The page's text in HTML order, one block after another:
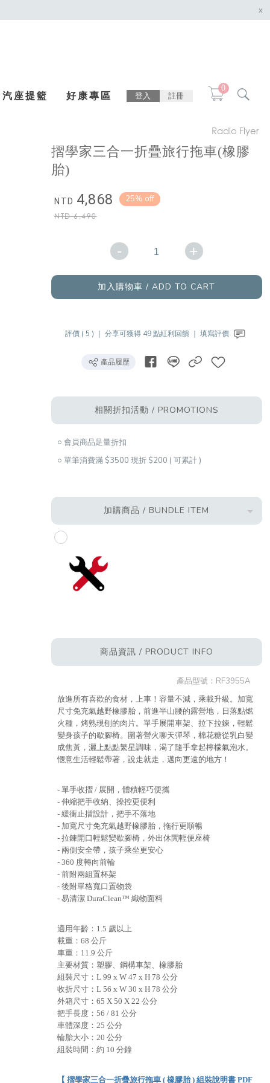
x
汽座提籃 好康專區 登入 註冊
0
Radio Flyer
摺學家三合一折疊旅行拖車(橡膠
胎)
NTD 4,868
NTD6,490
25% off
- +
加入購物車 / ADD TO CART
評價 ( 5 ) ｜分享可獲得 49 點紅利回饋 ｜填寫評價
產品履歷
相關折扣活動 / PROMOTIONS
○ 會員商品足量折扣
○ 單筆消費滿 $3500 現折 $200 ( 可累計 )
加購商品 / BUNDLE ITEM
商品資訊 / PRODUCT INFO
產品型號： RF3955A
放進所有喜歡的食材，上車！容量不減，乘載升級。加寬
尺寸免充氣越野橡膠胎，前進半山腰的露營地，日落點燃
火種，烤熟現刨的肉片。單手展開車架、拉下拉鍊，輕鬆
變身孩子的歇腳椅。圍著營火聊天彈琴，棉花糖從乳白變
成焦黃，灑上點點繁星調味，渴了隨手拿起檸檬氣泡水。
愜意生活輕鬆帶著，說走就走，邁向更遠的地方！
- 單手收摺 / 展開，體積輕巧便攜
- 伸縮把手收納、操控更便利
- 緩衝止擋設計，把手不落地
- 加寬尺寸免充氣越野橡膠胎，拖行更順暢
- 拉鍊開口輕鬆變歇腳椅，外出休閒輕便座椅
- 兩側安全帶，孩子乘坐更安心
- 360 度轉向前輪
- 前附兩組置杯架
- 後附單格寬口置物袋
- 易清潔 DuraClean™ 織物面料
適用年齡：1.5 歲以上
載重：68 公斤
車重：11.9 公斤
主要材質：塑膠、鋼構車架、橡膠胎
組裝尺寸：L 99 x W 47 x H 78 公分
收折尺寸：L 56 x W 30 x H 78 公分
外箱尺寸：65 X 50 X 22 公分
把手長度：56 / 81 公分
車體深度：25 公分
輪胎大小：20 公分
組裝時間：約 10 分鐘
【 摺學家三合一折疊旅行拖車 ( 橡膠胎 ) 組裝說明書 PDF